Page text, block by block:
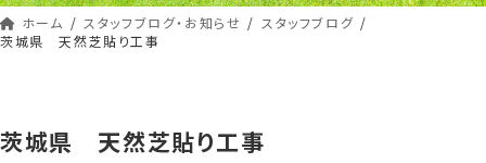
ホーム スタッフブログ・お知らせ
スタッフブログ
茨城県 天然芝貼り工事
茨城県 天然芝貼り工事